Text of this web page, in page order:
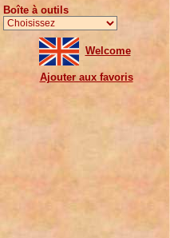
Boîte à outils
Welcome
Ajouter aux favoris